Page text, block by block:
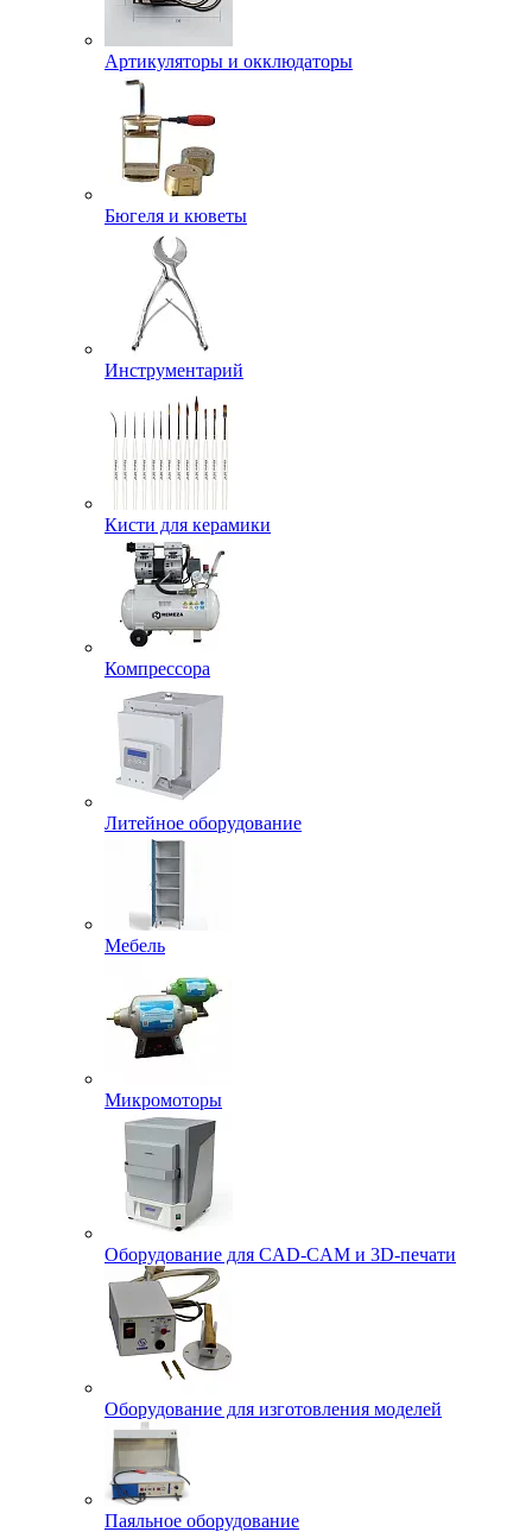
Артикуляторы и окклюдаторы
Бюгеля и кюветы
Инструментарий
Кисти для керамики
Компрессора
Литейное оборудование
Мебель
Микромоторы
Оборудование для CAD-CAM и 3D-печати
Оборудование для изготовления моделей
Паяльное оборудование